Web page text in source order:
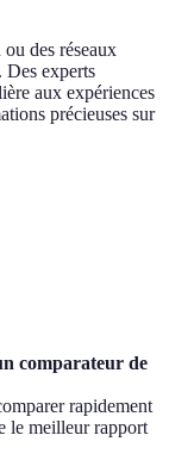
des réseaux
Des experts
aux expériences
précieuses sur
comparateur de
rapidement
le meilleur rapport